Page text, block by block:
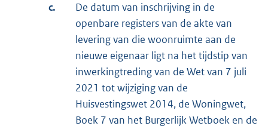
c.
De datum van inschrijving in de
openbare registers van de akte van
levering van die woonruimte aan de
nieuwe eigenaar ligt na het tijdstip van
inwerkingtreding van de Wet van 7 juli
2021 tot wijziging van de
Huisvestingswet 2014, de Woningwet,
Boek 7 van het Burgerlijk Wetboek en de